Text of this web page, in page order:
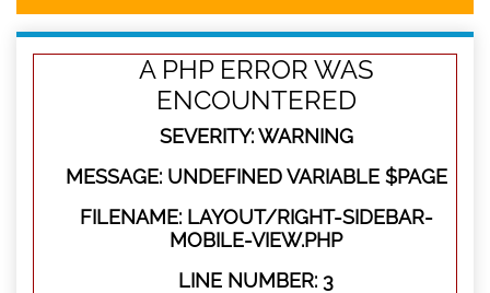
A PHP ERROR WAS
ENCOUNTERED
SEVERITY: WARNING
MESSAGE: UNDEFINED VARIABLE $PAGE
FILENAME: LAYOUT/RIGHT-SIDEBAR-
MOBILE-VIEW.PHP
LINE NUMBER: 3